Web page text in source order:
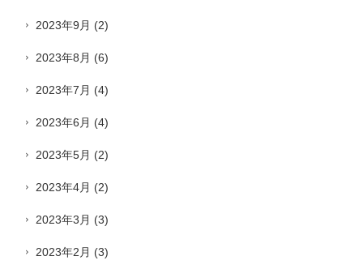
2023年9月 (2)
2023年8月 (6)
2023年7月 (4)
2023年6月 (4)
2023年5月 (2)
2023年4月 (2)
2023年3月 (3)
2023年2月 (3)